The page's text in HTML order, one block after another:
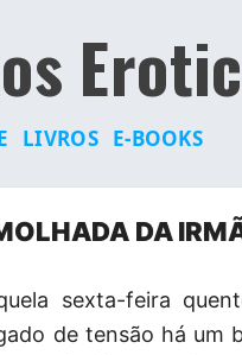
LIVROS E-BOOKS
DA
sexta-feira
de tensão há um